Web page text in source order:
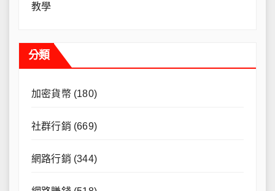
教學
分類
加密貨幣(180)
社群行銷 (669)
網路行銷 (344)